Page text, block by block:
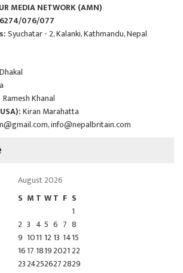
MEDIA NETWORK (AMN)
076/077
Syuchatar - 2, Kalanki, Kathmandu, Nepal
Ramesh Khanal
Kiran Marahatta
,info@nepalbritain.com
August 2026
S M T WT F S
1
2 3 4 5 6 7 8
9 1011 12 13 1415
1617 1819202122
23242526272829